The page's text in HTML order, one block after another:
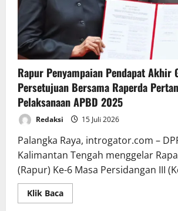
Rapur Penyampaian Pendapat Akhir
Persetujuan Bersama Raperda
Pelaksanaan APBD 2025
Redaksi 15 Juli 2026
Palangka Raya, introgator.com –
Kalimantan Tengah menggelar
(Rapur) Ke-6 Masa Persidangan III
Klik BacaRead
more